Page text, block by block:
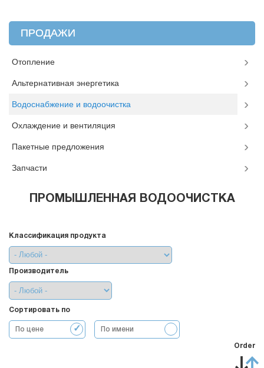
ПРОМЫШЛЕННАЯ ВОДООЧИСТКА
Классификация продукта
Производитель
Сортировать по
По цене По имени
Order
ПРОДАЖИ
Отопление
Альтернативная энергетика
Водоснабжение и водоочистка
Охлаждение и вентиляция
Пакетные предложения
Запчасти